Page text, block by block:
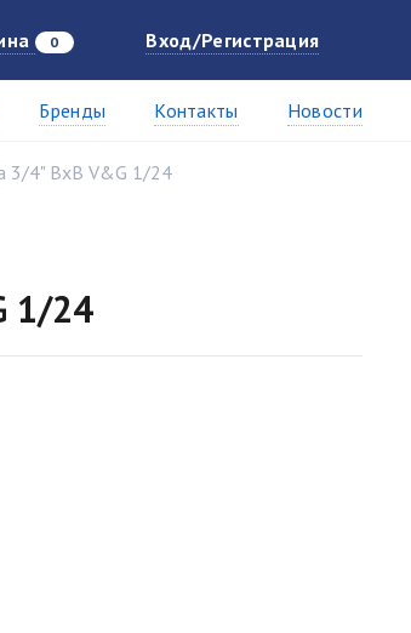
0 Вход/Регистрация
Бренды Контакты Новости
3/4" ВхВ V&G 1/24
1/24